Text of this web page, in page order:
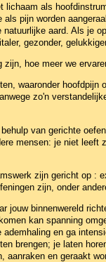
lichaam als
als pijn worden
aard. Als je
gezonder,
zijn, hoe meer we
waaronder
zo'n
van gerichte
mensen: je niet leeft
zijn gericht op :
zijn, onder
jouw binnenwereld
kan spanning
en ga
brengen; je laten
aanraken en geraakt